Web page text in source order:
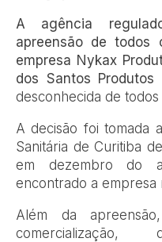
A agência
apreensão de todos
empresa Nykax
dos Santos Produtos
desconhecida de
A decisão foi tomada
Sanitária de Curitiba
em dezembro do
encontrado a
Além da
comercialização,